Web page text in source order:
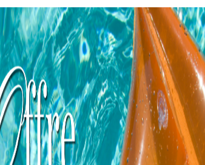
Terroir
La parcelle est située dans les Corbières
« maritime ». La brise marine apporte
fraîcheur et de l’humidité,
douce maturité du raisin. Le
composé principalement de calcaire et